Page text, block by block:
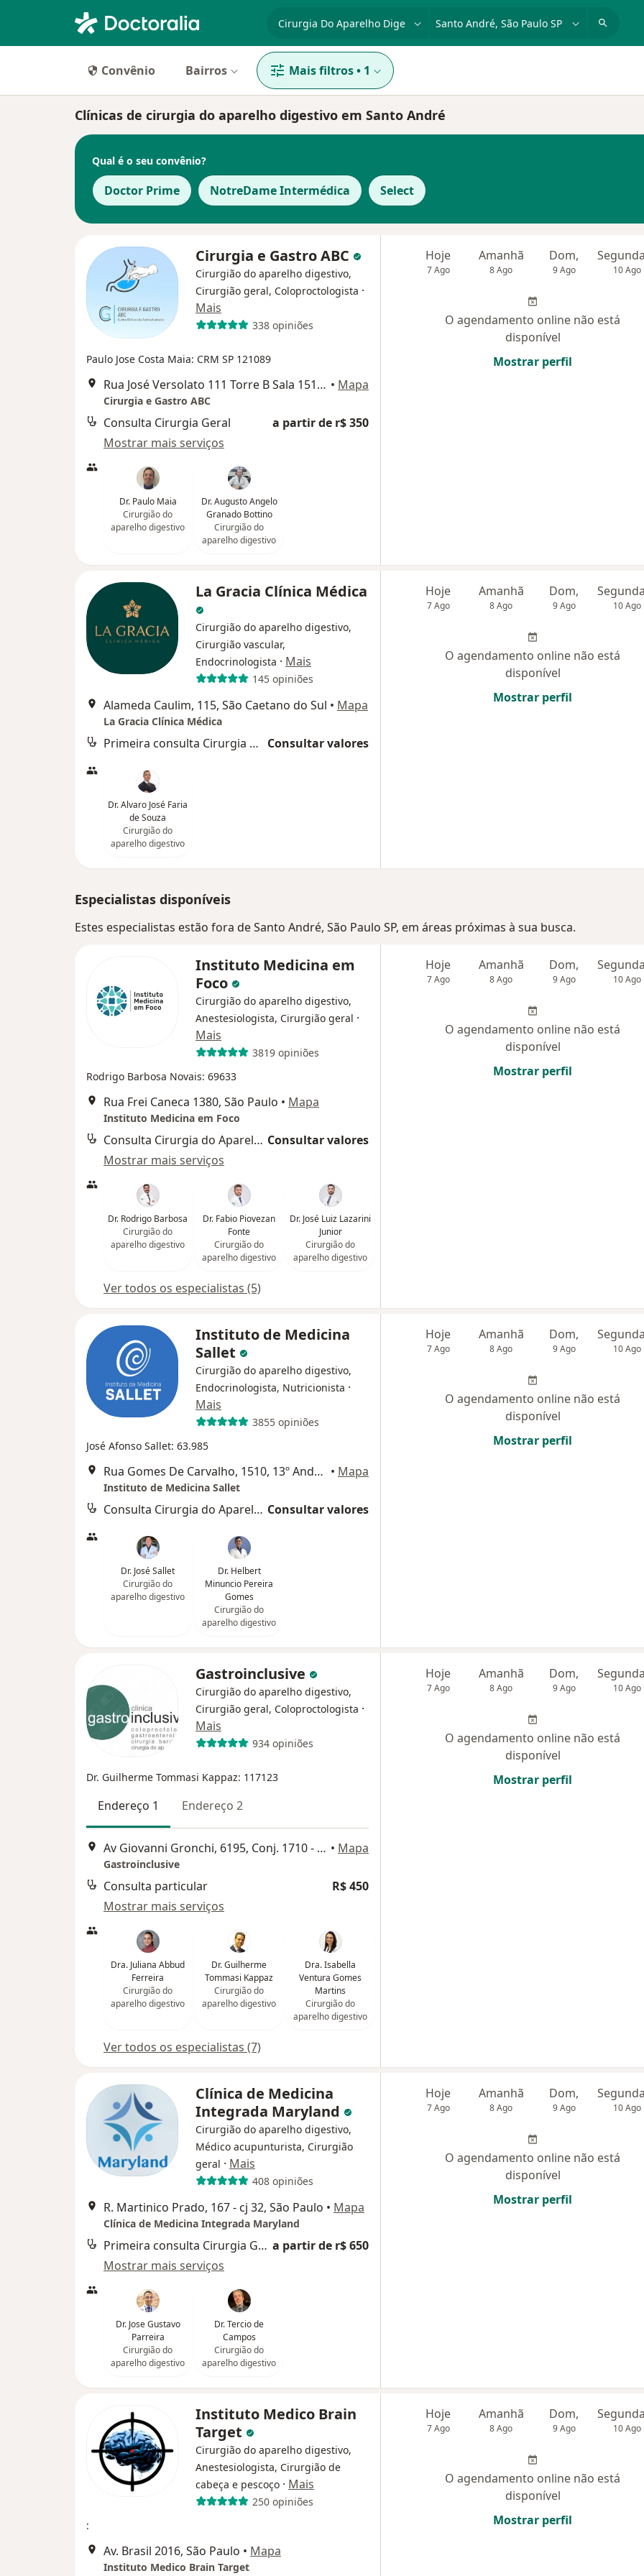
cidade ou região
Convênio Bairros Mais filtros• 1
Clínicas de cirurgia do aparelho digestivo em Santo André
Qual é o seu convênio?
Doctor Prime NotreDame Intermédica Select
Cirurgia e Gastro ABC
Cirurgião do aparelho digestivo,
Cirurgião geral, Coloproctologista ·
Mais
338 opiniões
Paulo Jose Costa Maia: CRM SP 121089
Rua José Versolato 111 Torre B Sala 1518, São Bernardo do Campo • Mapa
Cirurgia e Gastro ABC
Consulta Cirurgia Geral
a partir de r$ 350
Mostrar mais serviços
Dr. Paulo Maia
Cirurgião do
aparelho digestivo
Dr. Augusto Angelo
Granado Bottino
Cirurgião do
aparelho digestivo
Hoje
7 Ago
Amanhã
8 Ago
Dom,
9 Ago 10 Ago
O agendamento online não está
disponível
Mostrar perfil
La Gracia Clínica Médica
Cirurgião do aparelho digestivo,
Cirurgião vascular,
Endocrinologista · Mais
145 opiniões
Alameda Caulim, 115, São Caetano do Sul • Mapa
La Gracia Clínica Médica
Primeira consulta Cirurgia do Aparelho Digestivo Consultar valores
Dr. Alvaro José Faria
de Souza
Cirurgião do
aparelho digestivo
Hoje
7 Ago
Amanhã
8 Ago
Dom,
9 Ago 10 Ago
O agendamento online não está
disponível
Mostrar perfil
Especialistas disponíveis
Estes especialistas estão fora de Santo André, São Paulo SP, em áreas próximas à sua busca.
Instituto Medicina em
Foco
Cirurgião do aparelho digestivo,
Anestesiologista, Cirurgião geral ·
Mais
3819 opiniões
Rodrigo Barbosa Novais: 69633
Rua Frei Caneca 1380, São Paulo • Mapa
Instituto Medicina em Foco
Consulta Cirurgia do Aparelho Digestivo Consultar valores
Mostrar mais serviços
Dr. Rodrigo Barbosa
Cirurgião do
aparelho digestivo
Dr. Fabio Piovezan
Fonte
Cirurgião do
aparelho digestivo
Dr. José Luiz Lazarini
Junior
Cirurgião do
aparelho digestivo
Ver todos os especialistas (5)
Hoje
7 Ago
Amanhã
8 Ago
Dom,
9 Ago 10 Ago
O agendamento online não está
disponível
Mostrar perfil
Instituto de Medicina
Sallet
Cirurgião do aparelho digestivo,
Endocrinologista, Nutricionista ·
Mais
3855 opiniões
José Afonso Sallet: 63.985
Rua Gomes De Carvalho, 1510, 13º Andar, Conjunto 132, São Paulo • Mapa
Instituto de Medicina Sallet
Consulta Cirurgia do Aparelho Digestivo Consultar valores
Dr. José Sallet
Cirurgião do
aparelho digestivo
Dr. Helbert
Minuncio Pereira
Gomes
Cirurgião do
aparelho digestivo
Hoje
7 Ago
Amanhã
8 Ago
Dom,
9 Ago 10 Ago
O agendamento online não está
disponível
Mostrar perfil
Gastroinclusive
Cirurgião do aparelho digestivo,
Cirurgião geral, Coloproctologista ·
Mais
934 opiniões
Dr. Guilherme Tommasi Kappaz: 117123
Endereço 1 Endereço 2
Av Giovanni Gronchi, 6195, Conj. 1710 - Vila Andrade, São Paulo • Mapa
Gastroinclusive
Consulta particular
R$ 450
Mostrar mais serviços
Dra. Juliana Abbud
Ferreira
Cirurgião do
aparelho digestivo
Dr. Guilherme
Tommasi Kappaz
Cirurgião do
aparelho digestivo
Dra. Isabella
Ventura Gomes
Martins
Cirurgião do
aparelho digestivo
Ver todos os especialistas (7)
Hoje
7 Ago
Amanhã
8 Ago
Dom,
9 Ago 10 Ago
O agendamento online não está
disponível
Mostrar perfil
Clínica de Medicina
Integrada Maryland
Cirurgião do aparelho digestivo,
Médico acupunturista, Cirurgião
geral · Mais
408 opiniões
R. Martinico Prado, 167 - cj 32, São Paulo • Mapa
Clínica de Medicina Integrada Maryland
Primeira consulta Cirurgia Geral a partir de r$ 650
Mostrar mais serviços
Dr. Jose Gustavo
Parreira
Cirurgião do
aparelho digestivo
Dr. Tercio de
Campos
Cirurgião do
aparelho digestivo
Hoje
7 Ago
Amanhã
8 Ago
Dom,
9 Ago 10 Ago
O agendamento online não está
disponível
Mostrar perfil
Instituto Medico Brain
Target
Cirurgião do aparelho digestivo,
Anestesiologista, Cirurgião de
cabeça e pescoço · Mais
250 opiniões
:
Av. Brasil 2016, São Paulo • Mapa
Instituto Medico Brain Target
Hoje
7 Ago
Amanhã
8 Ago
Dom,
9 Ago 10 Ago
O agendamento online não está
disponível
Mostrar perfil